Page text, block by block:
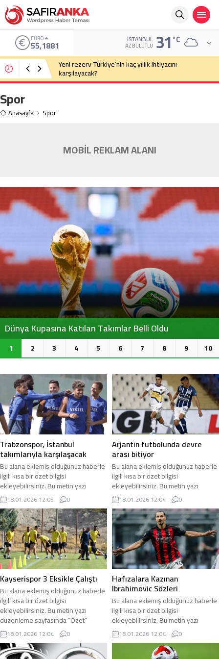
EURO
55,1881 İSTANBUL
AZ BULUTLU 31°C
Yeni rezerv Türkiye’nin kaç yıllık ihtiyacını
karşılayacak?
Spor
Anasayfa Spor
MOBİL REKLAM ALANI
Dünya Kupasına Katılan Takımlar Belli Oldu
1 2 3 4 5 6 7 8 9 10
Trabzonspor, İstanbul
takımlarıyla karşılaşacak
Bu alana eklemiş olduğunuz haberle
ilgili kısa bir özet bilgisi
ekleyebilirsiniz. Bu metin yazı
düzenleme sayfasında “Özet”
bölümünden eklenebilir. Özet
eklenmişse başlık altında kalın
olarak bu şekilde gösterilir,
eklenmemişse bu alan boş kalır.
18.01.2026 12:05 0
Arjantin futbolunda devre
arası bitiyor
Bu alana eklemiş olduğunuz haberle
ilgili kısa bir özet bilgisi
ekleyebilirsiniz. Bu metin yazı
düzenleme sayfasında “Özet”
bölümünden eklenebilir. Özet
eklenmişse başlık altında kalın
olarak bu şekilde gösterilir,
eklenmemişse bu alan boş kalır.
18.01.2026 12:04 0
Kayserispor 3 Eksikle Çalıştı
Bu alana eklemiş olduğunuz haberle
ilgili kısa bir özet bilgisi
ekleyebilirsiniz. Bu metin yazı
düzenleme sayfasında “Özet”
bölümünden eklenebilir. Özet
eklenmişse başlık altında kalın
olarak bu şekilde gösterilir,
18.01.2026 12:04 0
Hafızalara Kazınan
Ibrahimovic Sözleri
Bu alana eklemiş olduğunuz haberle
ilgili kısa bir özet bilgisi
ekleyebilirsiniz. Bu metin yazı
düzenleme sayfasında “Özet”
bölümünden eklenebilir. Özet
eklenmişse başlık altında kalın
18.01.2026 12:04 0